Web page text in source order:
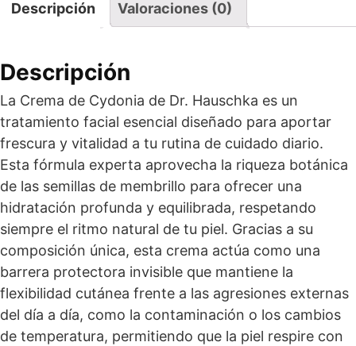
Descripción Valoraciones (0)
Descripción
La Crema de Cydonia de Dr. Hauschka es un
tratamiento facial esencial diseñado para aportar
frescura y vitalidad a tu rutina de cuidado diario.
Esta fórmula experta aprovecha la riqueza botánica
de las semillas de membrillo para ofrecer una
hidratación profunda y equilibrada, respetando
siempre el ritmo natural de tu piel. Gracias a su
composición única, esta crema actúa como una
barrera protectora invisible que mantiene la
flexibilidad cutánea frente a las agresiones externas
del día a día, como la contaminación o los cambios
de temperatura, permitiendo que la piel respire con